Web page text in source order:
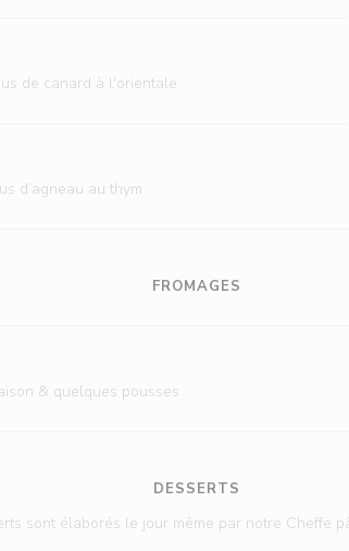
de canard à l'orientale
d’agneau au thym
FROMAGES
& quelques pousses
DESSERTS
sont élaborés le jour même par notre Cheffe